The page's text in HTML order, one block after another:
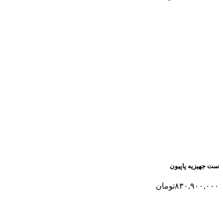
ست جهیزیه پاپیون
۸۳۰,۹۰۰,۰۰۰تومان